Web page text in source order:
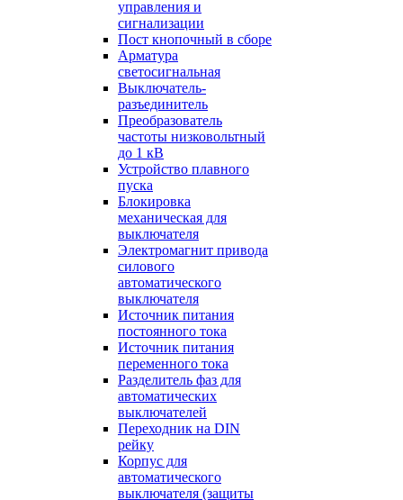
управления и
сигнализации
Пост кнопочный в сборе
Арматура
светосигнальная
Выключатель-
разъединитель
Преобразователь
частоты низковольтный
до 1 кВ
Устройство плавного
пуска
Блокировка
механическая для
выключателя
Электромагнит привода
силового
автоматического
выключателя
Источник питания
постоянного тока
Источник питания
переменного тока
Разделитель фаз для
автоматических
выключателей
Переходник на DIN
рейку
Корпус для
автоматического
выключателя (защиты